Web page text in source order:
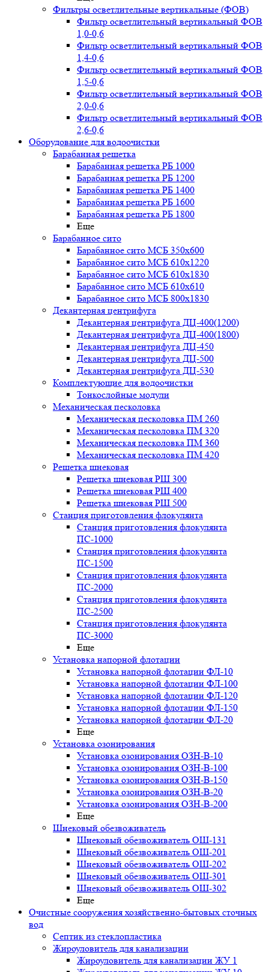
Фильтры осветлительные вертикальные (ФОВ)
Фильтр осветлительный вертикальный ФОВ
1,0-0,6
Фильтр осветлительный вертикальный ФОВ
1,4-0,6
Фильтр осветлительный вертикальный ФОВ
1,5-0,6
Фильтр осветлительный вертикальный ФОВ
2,0-0,6
Фильтр осветлительный вертикальный ФОВ
2,6-0,6
Оборудование для водоочистки
Барабанная решетка
Барабанная решетка РБ 1000
Барабанная решетка РБ 1200
Барабанная решетка РБ 1400
Барабанная решетка РБ 1600
Барабанная решетка РБ 1800
Еще
Барабанное сито
Барабанное сито МСБ 350x600
Барабанное сито МСБ 610x1220
Барабанное сито МСБ 610x1830
Барабанное сито МСБ 610x610
Барабанное сито МСБ 800x1830
Декантерная центрифуга
Декантерная центрифуга ДЦ-400(1200)
Декантерная центрифуга ДЦ-400(1800)
Декантерная центрифуга ДЦ-450
Декантерная центрифуга ДЦ-500
Декантерная центрифуга ДЦ-530
Комплектующие для водоочистки
Тонкослойные модули
Механическая песколовка
Механическая песколовка ПM 260
Механическая песколовка ПM 320
Механическая песколовка ПM 360
Механическая песколовка ПM 420
Решетка шнековая
Решетка шнековая РШ 300
Решетка шнековая РШ 400
Решетка шнековая РШ 500
Станция приготовления флокулянта
Станция приготовления флокулянта
ПС-1000
Станция приготовления флокулянта
ПС-1500
Станция приготовления флокулянта
ПС-2000
Станция приготовления флокулянта
ПС-2500
Станция приготовления флокулянта
ПС-3000
Еще
Установка напорной флотации
Установка напорной флотации ФЛ-10
Установка напорной флотации ФЛ-100
Установка напорной флотации ФЛ-120
Установка напорной флотации ФЛ-150
Установка напорной флотации ФЛ-20
Еще
Установка озонирования
Установка озонирования ОЗН-В-10
Установка озонирования ОЗН-В-100
Установка озонирования ОЗН-В-150
Установка озонирования ОЗН-В-20
Установка озонирования ОЗН-В-200
Еще
Шнековый обезвоживатель
Шнековый обезвоживатель ОШ-131
Шнековый обезвоживатель ОШ-201
Шнековый обезвоживатель ОШ-202
Шнековый обезвоживатель ОШ-301
Шнековый обезвоживатель ОШ-302
Еще
Очистные сооружения хозяйственно-бытовых сточных
вод
Септик из стеклопластика
Жироуловитель для канализации
Жироуловитель для канализации ЖУ 1